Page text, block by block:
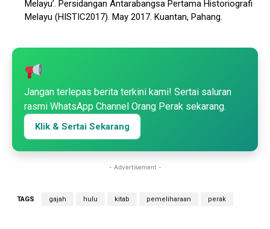
Melayu’. Persidangan Antarabangsa Pertama Historiografi
Melayu (HISTIC2017). May 2017. Kuantan, Pahang.
Jangan terlepas berita terkini kami! Sertai saluran
rasmi WhatsApp Channel Orang Perak sekarang.
Klik & Sertai Sekarang
- Advertisement -
TAGS gajah hulu kitab pemeliharaan perak